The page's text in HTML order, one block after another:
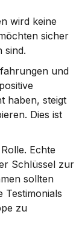
wird keine
sicher
sind.
und
haben, steigt
Dies ist
Echte
sollten
Testimonials
zu